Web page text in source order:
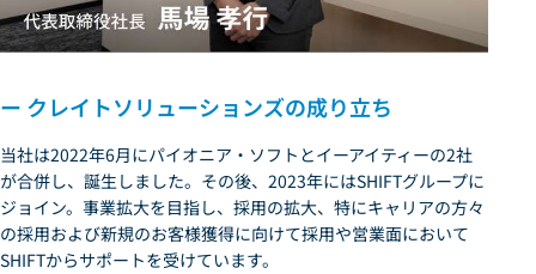
ー クレイトソリューションズの成り立ち
当社は2022年6月にパイオニア・ソフトとイーアイティーの2社
が合併し、誕生しました。その後、2023年にはSHIFTグループに
ジョイン。事業拡大を目指し、採用の拡大、特にキャリアの方々
の採用および新規のお客様獲得に向けて採用や営業面において
SHIFTからサポートを受けています。